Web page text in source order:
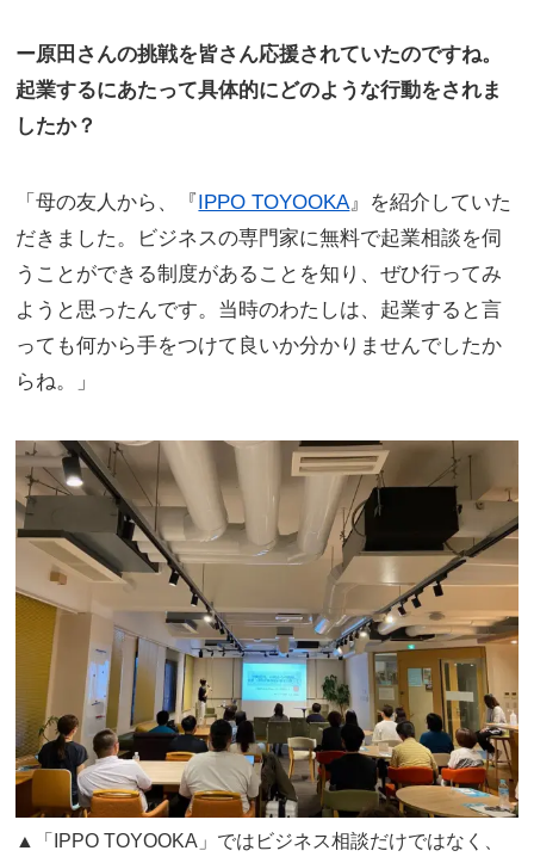
ー原田さんの挑戦を皆さん応援されていたのですね。
起業するにあたって具体的にどのような行動をされま
したか？
「母の友人から、『 IPPO TOYOOKA』を紹介していた
だきました。ビジネスの専門家に無料で起業相談を伺
うことができる制度があることを知り、ぜひ行ってみ
ようと思ったんです。当時のわたしは、起業すると言
っても何から手をつけて良いか分かりませんでしたか
らね。」
▲「IPPO TOYOOKA」ではビジネス相談だけではなく、